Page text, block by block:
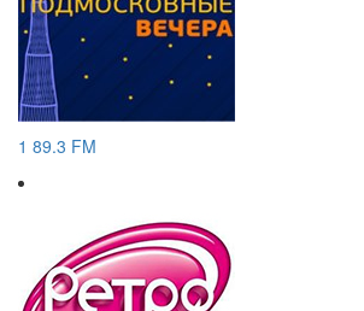
1 89.3 FM